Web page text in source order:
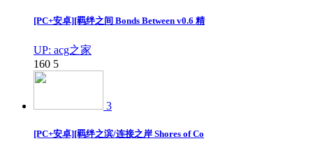
[PC+安卓][羁绊之间 Bonds Between v0.6 精
UP: acg之家
160 5
3
[PC+安卓][羁绊之滨/连接之岸 Shores of Co